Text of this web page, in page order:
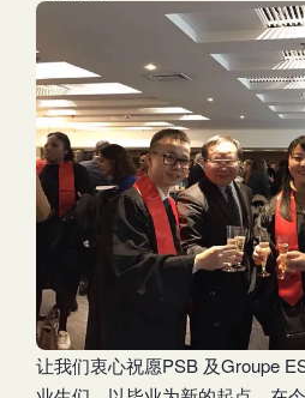
让我们衷心祝愿PSB 及Groupe